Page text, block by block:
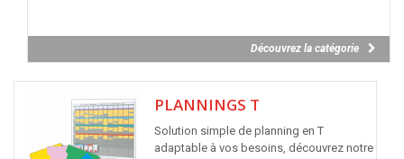
Découvrez la catégorie
PLANNINGS T
Solution simple de planning en T
adaptable à vos besoins, découvrez notre